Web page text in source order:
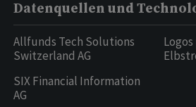
Datenquellen und
Allfunds Tech Solutions
Switzerland AG
SIX Financial Information
AG